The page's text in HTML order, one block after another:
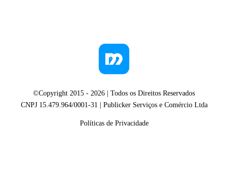
©Copyright 2015 - 2026 | Todos os Direitos Reservados
CNPJ 15.479.964/0001-31 | Publicker Serviços e Comércio Ltda
Políticas de Privacidade